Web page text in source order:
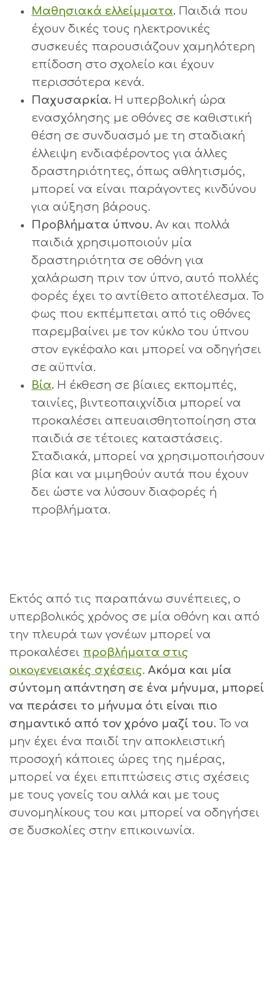
Μαθησιακά ελλείμματα. Παιδιά που
έχουν δικές τους ηλεκτρονικές
συσκευές παρουσιάζουν χαμηλότερη
επίδοση στο σχολείο και έχουν
περισσότερα κενά.
Παχυσαρκία. Η υπερβολική ώρα
ενασχόλησης με οθόνες σε καθιστική
θέση σε συνδυασμό με τη σταδιακή
έλλειψη ενδιαφέροντος για άλλες
δραστηριότητες, όπως αθλητισμός,
μπορεί να είναι παράγοντες κινδύνου
για αύξηση βάρους.
Προβλήματα ύπνου. Αν και πολλά
παιδιά χρησιμοποιούν μία
δραστηριότητα σε οθόνη για
χαλάρωση πριν τον ύπνο, αυτό πολλές
φορές έχει το αντίθετο αποτέλεσμα. Το
φως που εκπέμπεται από τις οθόνες
παρεμβαίνει με τον κύκλο του ύπνου
στον εγκέφαλο και μπορεί να οδηγήσει
σε αϋπνία.
Βία. Η έκθεση σε βίαιες εκπομπές,
ταινίες, βιντεοπαιχνίδια μπορεί να
προκαλέσει απευαισθητοποίηση στα
παιδιά σε τέτοιες καταστάσεις.
Σταδιακά, μπορεί να χρησιμοποιήσουν
βία και να μιμηθούν αυτά που έχουν
δει ώστε να λύσουν διαφορές ή
προβλήματα.
Εκτός από τις παραπάνω συνέπειες, ο
υπερβολικός χρόνος σε μία οθόνη και από
την πλευρά των γονέων μπορεί να
προκαλέσει προβλήματα στις
οικογενειακές σχέσεις. Ακόμα και μία
σύντομη απάντηση σε ένα μήνυμα, μπορεί
να περάσει το μήνυμα ότι είναι πιο
σημαντικό από τον χρόνο μαζί του. Το να
μην έχει ένα παιδί την αποκλειστική
προσοχή κάποιες ώρες της ημέρας,
μπορεί να έχει επιπτώσεις στις σχέσεις
με τους γονείς του αλλά και με τους
συνομηλίκους του και μπορεί να οδηγήσει
σε δυσκολίες στην επικοινωνία.